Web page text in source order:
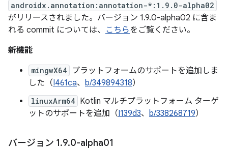
androidx.annotation:annotation-*:1.9.0-alpha02
がリリースされました。バージョン 1.9.0-alpha02 に含ま
れる commit については、 こちらをご覧ください。
新機能
mingwX64
プラットフォームのサポートを追加しま
した（I461ca、 b/349894318）
linuxArm64 Kotlin マルチプラットフォーム ターゲ
ットのサポートを追加（I139d3、 b/338268719）
バージョン 1.9.0-alpha01